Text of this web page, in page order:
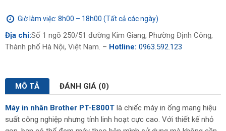
Giờ làm việc: 8h00 – 18h00 (Tất cả các ngày)
Địa chỉ:Số 1 ngõ 250/51 đường Kim Giang, Phường Định Công,
Thành phố Hà Nội, Việt Nam. – Hotline: 0963.592.123
MÔ TẢ ĐÁNH GIÁ (0)
Máy in nhãn Brother PT-E800T là chiếc máy in ống mang hiệu
suất công nghiệp nhưng tính linh hoạt cực cao. Với thiết kế nhỏ